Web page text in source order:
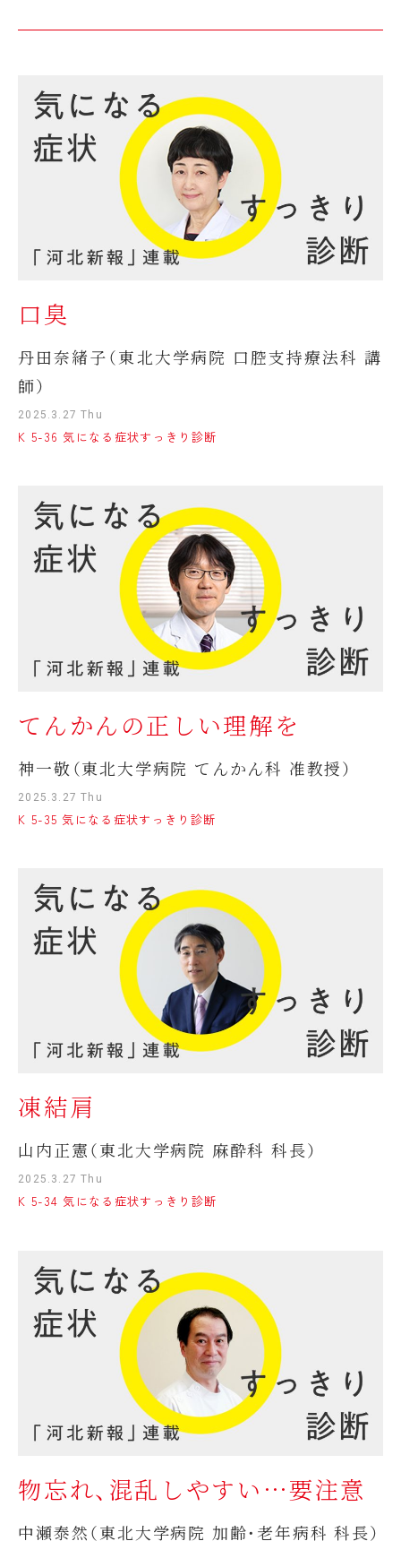
口臭
丹田奈緒子（東北大学病院 口腔支持療法科 講
師）
2025.3.27 Thu
K 5-36 気になる症状すっきり診断
てんかんの正しい理解を
神一敬（東北大学病院 てんかん科 准教授）
2025.3.27 Thu
K 5-35 気になる症状すっきり診断
凍結肩
山内正憲（東北大学病院 麻酔科 科長）
2025.3.27 Thu
K 5-34 気になる症状すっきり診断
物忘れ、混乱しやすい…要注意
中瀬泰然（東北大学病院 加齢・老年病科 科長）